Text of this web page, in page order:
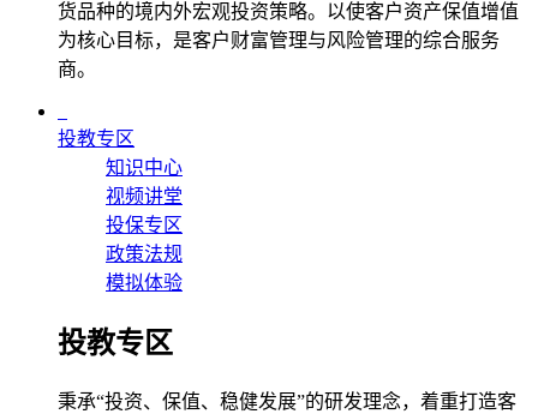
货品种的境内外宏观投资策略。以使客户资产保值增值
为核心目标，是客户财富管理与风险管理的综合服务
商。
投教专区
知识中心
视频讲堂
投保专区
政策法规
模拟体验
投教专区
秉承“投资、保值、稳健发展”的研发理念，着重打造客